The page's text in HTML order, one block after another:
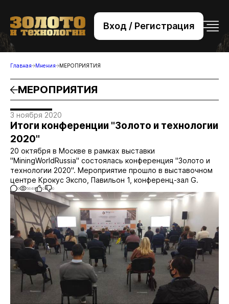
Вход / Регистрация
+7 (495) 221-76-32
bsv@zolteh.ru
Главная Мнения МЕРОПРИЯТИЯ
МЕРОПРИЯТИЯ
3 ноября 2020
Итоги конференции "Золото и технологии
2020"
20 октября в Москве в рамках выставки
"MiningWorldRussia" состоялась конференция "Золото и
технологии 2020". Мероприятие прошло в выставочном
центре Крокус Экспо, Павильон 1, конференц-зал G.
0 5649 2 0